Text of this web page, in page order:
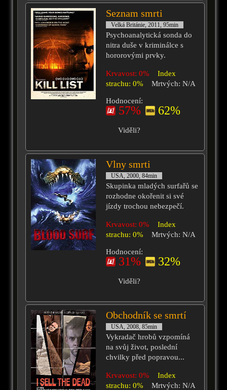
Seznam smrti
Velká Británie, 2011, 95min
Psychoanalytická sonda do
nitra duše v kriminálce s
hororovými prvky.
Krvavost: 0%
Index
strachu: 0%
Mrtvých: N/A
Hodnocení:
57% 62%
Viděli?
Vlny smrti
USA, 2000, 84min
Skupinka mladých surfařů se
rozhodne okořenit si své
jízdy trochou nebezpečí.
Krvavost: 0%
Index
strachu: 0%
Mrtvých: N/A
Hodnocení:
31% 32%
Viděli?
Obchodník se smrtí
USA, 2008, 85min
Vykradač hrobů vzpomíná
na svůj život, poslední
chvilky před popravou...
Krvavost: 0%
Index
strachu: 0%
Mrtvých: N/A